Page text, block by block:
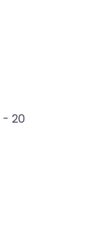
- 20